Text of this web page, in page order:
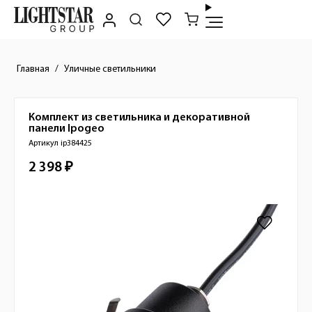
Главная Уличные светильники
Краткое описание товара
Комплект из светильника и декоративной
панели Ipogeo
Артикул ip384425
Стоимость товара
2 398 ₽